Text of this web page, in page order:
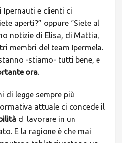
e clienti ci
aperti?” oppure “Siete al
notizie di Elisa, di Mattia,
membri del team Ipermela.
-stiamo- tutti bene, e
ora.
di legge sempre più
attuale ci concede il
di lavorare in un
E la ragione è che mai